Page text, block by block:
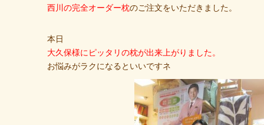
西川の完全オーダー枕のご注文をいただきました。
本日
大久保様にピッタリの枕が出来上がりました。
お悩みがラクになるといいですネ